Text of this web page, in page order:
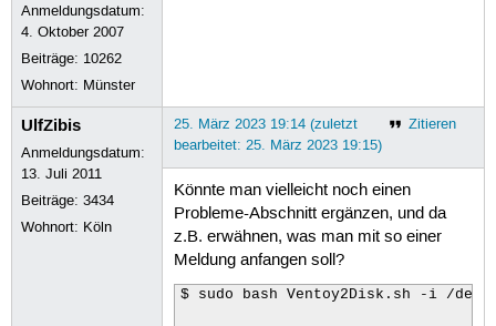
Anmeldungsdatum:
4. Oktober 2007
Beiträge: 10262
Wohnort: Münster
UlfZibis
Anmeldungsdatum:
13. Juli 2011
Beiträge:3434
Wohnort: Köln
Zitieren
25. März 2023 19:14 (zuletzt
bearbeitet: 25. März 2023 19:15)
Könnte man vielleicht noch einen
Probleme-Abschnitt ergänzen, und da
z.B. erwähnen, was man mit so einer
Meldung anfangen soll?
$ sudo bash Ventoy2Disk.sh -i /dev/